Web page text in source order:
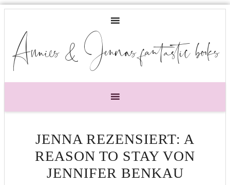
Annies & Jennas fantastic books
JENNA REZENSIERT: A
REASON TO STAY VON
JENNIFER BENKAU